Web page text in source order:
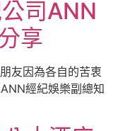
司ANN
享
友因為各自的苦衷
經紀娛樂副總知